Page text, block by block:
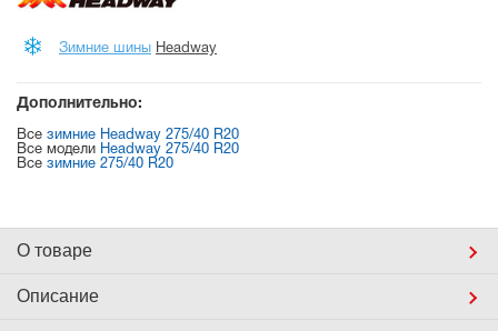
Зимние шины Headway
Дополнительно:
Все зимние Headway 275/40 R20
Все модели Headway 275/40 R20
Все зимние 275/40 R20
О товаре
Описание